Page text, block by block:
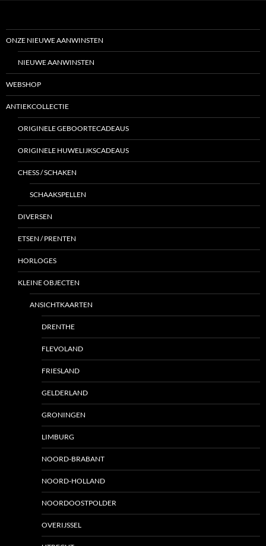
ONZE NIEUWE AANWINSTEN
NIEUWE AANWINSTEN
WEBSHOP
ANTIEKCOLLECTIE
ORIGINELE GEBOORTECADEAUS
ORIGINELE HUWELIJKSCADEAUS
CHESS / SCHAKEN
SCHAAKSPELLEN
DIVERSEN
ETSEN / PRENTEN
HORLOGES
KLEINE OBJECTEN
ANSICHTKAARTEN
DRENTHE
FLEVOLAND
FRIESLAND
GELDERLAND
GRONINGEN
LIMBURG
NOORD-BRABANT
NOORD-HOLLAND
NOORDOOSTPOLDER
OVERIJSSEL